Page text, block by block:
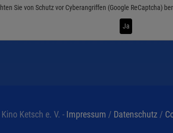
Sie von Schutz vor Cyberangriffen (Google ReCaptcha)
Ja
Ketsch e. V. - Impressum / Datenschutz /